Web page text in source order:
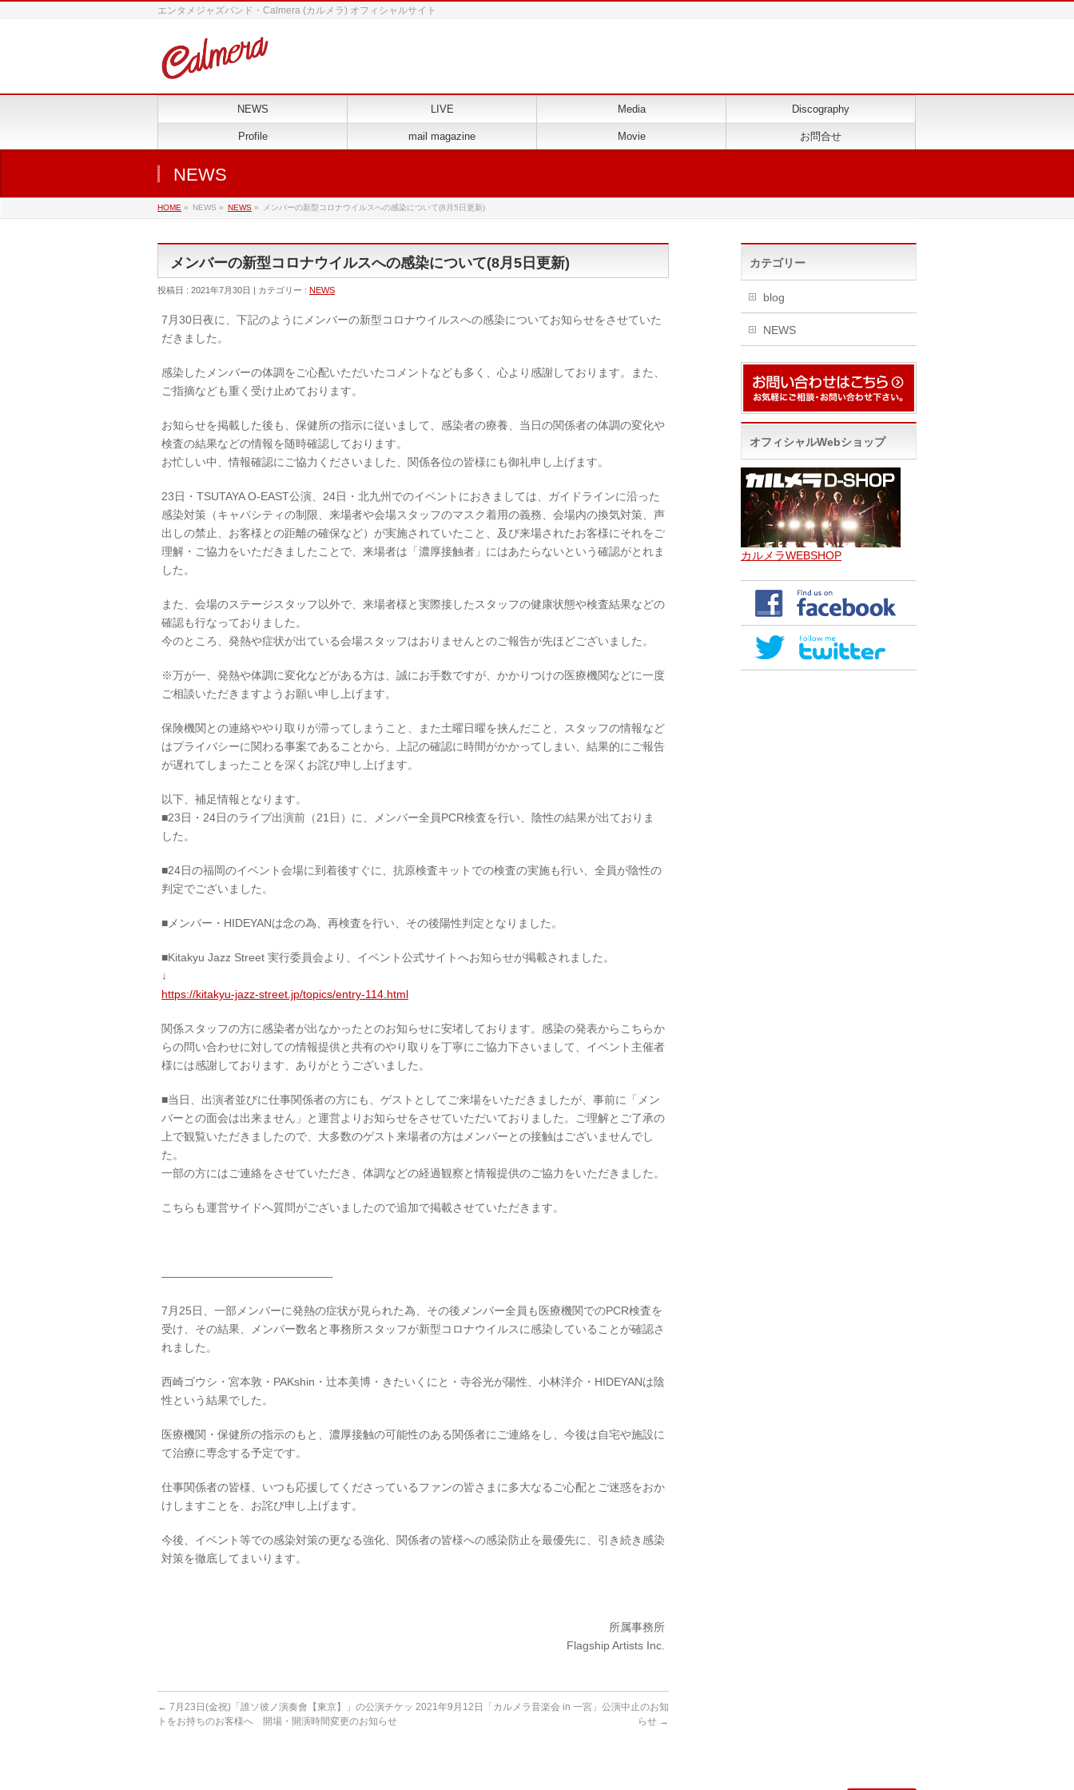
エンタメジャズバンド・Calmera (カルメラ) オフィシャルサイト
NEWS LIVE Media Discography
Profile mail magazine Movie お問合せ
NEWS
HOME » NEWS » NEWS » メンバーの新型コロナウイルスへの感染について(8月5日更新)
メンバーの新型コロナウイルスへの感染について(8月5日更新)
投稿日 : 2021年7月30日 | カテゴリー : NEWS
7月30日夜に、下記のようにメンバーの新型コロナウイルスへの感染についてお知らせをさせていた
だきました。
感染したメンバーの体調をご心配いただいたコメントなども多く、心より感謝しております。また、
ご指摘なども重く受け止めております。
お知らせを掲載した後も、保健所の指示に従いまして、感染者の療養、当日の関係者の体調の変化や
検査の結果などの情報を随時確認しております。
お忙しい中、情報確認にご協力くださいました、関係各位の皆様にも御礼申し上げます。
23日・TSUTAYA O-EAST公演、24日・北九州でのイベントにおきましては、ガイドラインに沿った
感染対策（キャパシティの制限、来場者や会場スタッフのマスク着用の義務、会場内の換気対策、声
出しの禁止、お客様との距離の確保など）が実施されていたこと、及び来場されたお客様にそれをご
理解・ご協力をいただきましたことで、来場者は「濃厚接触者」にはあたらないという確認がとれま
した。
また、会場のステージスタッフ以外で、来場者様と実際接したスタッフの健康状態や検査結果などの
確認も行なっておりました。
今のところ、発熱や症状が出ている会場スタッフはおりませんとのご報告が先ほどございました。
※万が一、発熱や体調に変化などがある方は、誠にお手数ですが、かかりつけの医療機関などに一度
ご相談いただきますようお願い申し上げます。
保険機関との連絡ややり取りが滞ってしまうこと、また土曜日曜を挟んだこと、スタッフの情報など
はプライバシーに関わる事案であることから、上記の確認に時間がかかってしまい、結果的にご報告
が遅れてしまったことを深くお詫び申し上げます。
以下、補足情報となります。
■23日・24日のライブ出演前（21日）に、メンバー全員PCR検査を行い、陰性の結果が出ておりま
した。
■24日の福岡のイベント会場に到着後すぐに、抗原検査キットでの検査の実施も行い、全員が陰性の
判定でございました。
■メンバー・HIDEYANは念の為、再検査を行い、その後陽性判定となりました。
■Kitakyu Jazz Street 実行委員会より、イベント公式サイトへお知らせが掲載されました。
↓
https://kitakyu-jazz-street.jp/topics/entry-114.html
関係スタッフの方に感染者が出なかったとのお知らせに安堵しております。感染の発表からこちらか
らの問い合わせに対しての情報提供と共有のやり取りを丁寧にご協力下さいまして、イベント主催者
様には感謝しております、ありがとうございました。
■当日、出演者並びに仕事関係者の方にも、ゲストとしてご来場をいただきましたが、事前に「メン
バーとの面会は出来ません」と運営よりお知らせをさせていただいておりました。ご理解とご了承の
上で観覧いただきましたので、大多数のゲスト来場者の方はメンバーとの接触はございませんでし
た。
一部の方にはご連絡をさせていただき、体調などの経過観察と情報提供のご協力をいただきました。
こちらも運営サイドへ質問がございましたので追加で掲載させていただきます。
———————————————-
7月25日、一部メンバーに発熱の症状が見られた為、その後メンバー全員も医療機関でのPCR検査を
受け、その結果、メンバー数名と事務所スタッフが新型コロナウイルスに感染していることが確認さ
れました。
西崎ゴウシ・宮本敦・PAKshin・辻本美博・きたいくにと・寺谷光が陽性、小林洋介・HIDEYANは陰
性という結果でした。
医療機関・保健所の指示のもと、濃厚接触の可能性のある関係者にご連絡をし、今後は自宅や施設に
て治療に専念する予定です。
仕事関係者の皆様、いつも応援してくださっているファンの皆さまに多大なるご心配とご迷惑をおか
けしますことを、お詫び申し上げます。
今後、イベント等での感染対策の更なる強化、関係者の皆様への感染防止を最優先に、引き続き感染
対策を徹底してまいります。
所属事務所
Flagship Artists Inc.
← 7月23日(金祝)「誰ソ彼ノ演奏會【東京】」の公演チケッ
トをお持ちのお客様へ 開場・開演時間変更のお知らせ
2021年9月12日「カルメラ音楽会 in 一宮」公演中止のお知
らせ →
カテゴリー
blog
NEWS
オフィシャルWebショップ
カルメラWEBSHOP